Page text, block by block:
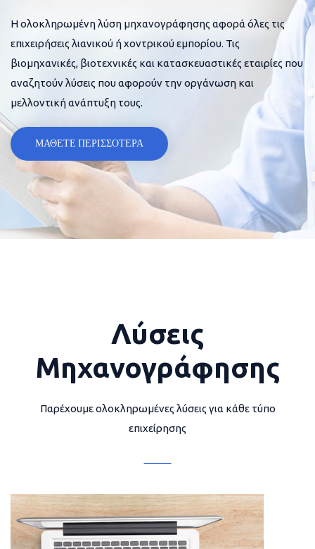
Η ολοκληρωμένη λύση μηχανογράφησης αφορά όλες τις
επιχειρήσεις λιανικού ή χοντρικού εμπορίου. Τις
βιομηχανικές, βιοτεχνικές και κατασκευαστικές εταιρίες που
αναζητούν λύσεις που αφορούν την οργάνωση και
μελλοντική ανάπτυξη τους.
ΜΑΘΕΤΕ ΠΕΡΙΣΣΟΤΕΡΑ
Λύσεις
Μηχανογράφησης
Παρέχουμε ολοκληρωμένες λύσεις για κάθε τύπο
επιχείρησης